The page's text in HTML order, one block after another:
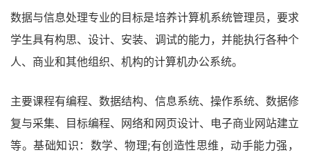
数据与信息处理专业的目标是培养计算机系统管理员，要求
学生具有构思、设计、安装、调试的能力，并能执行各种个
人、商业和其他组织、机构的计算机办公系统。
主要课程有编程、数据结构、信息系统、操作系统、数据修
复与采集、目标编程、网络和网页设计、电子商业网站建立
等。基础知识：数学、物理;有创造性思维，动手能力强，